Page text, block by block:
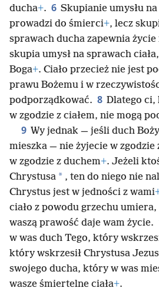
ducha+. 6 Skupianie umysłu
prowadzi do śmierci+, lecz
sprawach ducha zapewnia
skupia umysł na sprawach
Boga+. Ciało przecież nie jest
prawu Bożemu i w
podporządkować. 8 Dlatego ci,
w zgodzie z ciałem, nie mogą
9 Wy jednak — jeśli duch
mieszka — nie żyjecie w zgodzie
w zgodzie z duchem+. Jeżeli
Chrystusa * , ten do niego nie
Chrystus jest w jedności z wami
ciało z powodu grzechu
waszą prawość daje wam życie.
w was duch Tego, który
który wskrzesił Chrystusa
swojego ducha, który w was
wasze śmiertelne ciała+.